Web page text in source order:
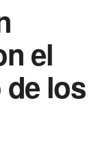
el
de los